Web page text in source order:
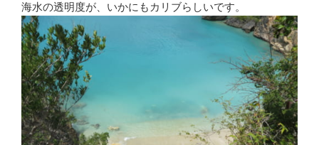
海水の透明度が、いかにもカリブらしいです。